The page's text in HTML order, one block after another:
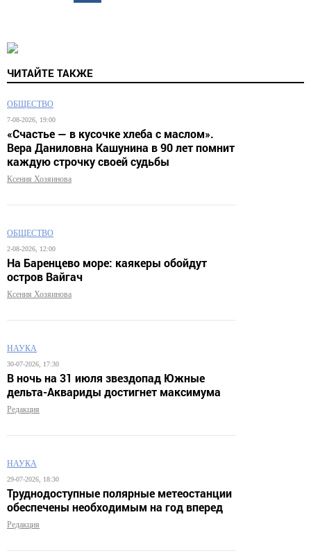
ЧИТАЙТЕ ТАКЖЕ
ОБЩЕСТВО
7-08-2026, 19:00
«Счастье — в кусочке хлеба с маслом».
Вера Даниловна Кашунина в 90 лет помнит
каждую строчку своей судьбы
Ксения Хозяинова
ОБЩЕСТВО
2-08-2026, 12:00
На Баренцево море: каякеры обойдут
остров Вайгач
Ксения Хозяинова
НАУКА
30-07-2026, 17:30
В ночь на 31 июля звездопад Южные
дельта-Аквариды достигнет максимума
Редакция
НАУКА
29-07-2026, 18:30
Труднодоступные полярные метеостанции
обеспечены необходимым на год вперед
Редакция